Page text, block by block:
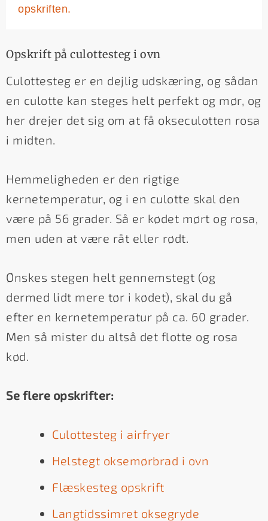
opskriften.
Opskrift på culottesteg i ovn
Culottesteg er en dejlig udskæring, og sådan
en culotte kan steges helt perfekt og mør, og
her drejer det sig om at få okseculotten rosa
i midten.
Hemmeligheden er den rigtige
kernetemperatur, og i en culotte skal den
være på 56 grader. Så er kødet mørt og rosa,
men uden at være råt eller rødt.
Ønskes stegen helt gennemstegt (og
dermed lidt mere tør i kødet), skal du gå
efter en kernetemperatur på ca. 60 grader.
Men så mister du altså det flotte og rosa
kød.
Se flere opskrifter:
Culottesteg i airfryer
Helstegt oksemørbrad i ovn
Flæskesteg opskrift
Langtidssimret oksegryde